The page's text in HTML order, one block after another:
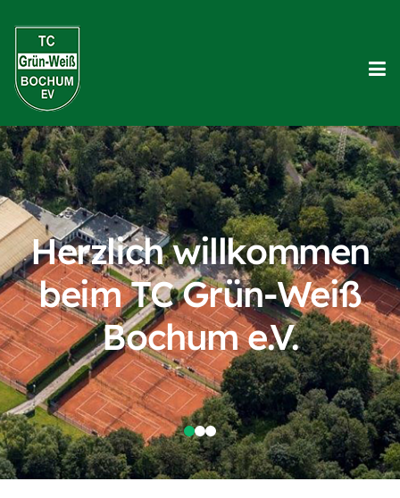
Herzlich willkommen
beim TC Grün-Weiß
Bochum e.V.